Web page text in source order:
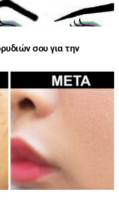
σου για την